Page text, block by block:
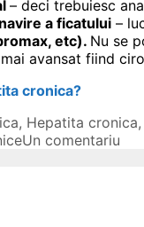
– deci trebuiesc
a ficatului –
etc). Nu se
avansat fiind
cronica?
, Hepatita cronica,
Un comentariu